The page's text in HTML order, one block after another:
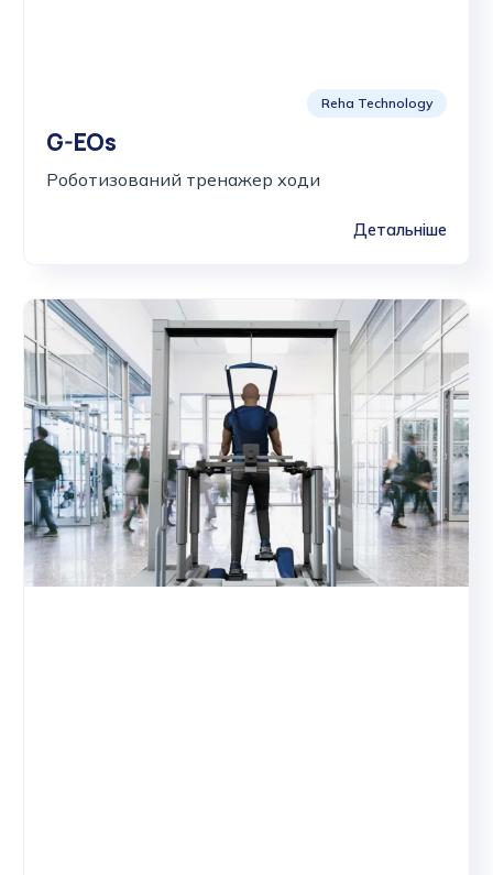
Reha Technology
G-EOs
Роботизований тренажер ходи
Детальніше